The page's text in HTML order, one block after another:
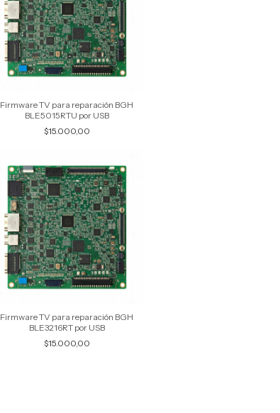
Firmware TV para reparación BGH
BLE5015RTU por USB
$15.000,00
Firmware TV para reparación BGH
BLE3216RT por USB
$15.000,00